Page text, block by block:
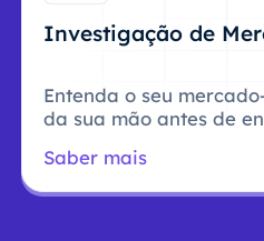
Investigação de
Entenda o seu
da sua mão antes de
Saber mais